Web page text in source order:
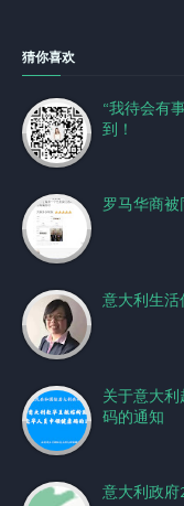
猜你喜欢
“我待会有
到！
罗马华商
意大利生活
关于意大
码的通知
意大利政府